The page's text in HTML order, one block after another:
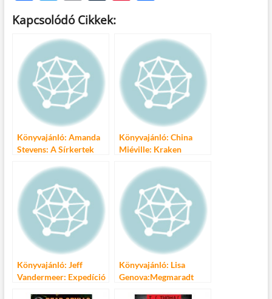
ac
e
b
o
o
k
w
itt
er
m
ail
u
m
es m
e
g
Kapcsolódó Cikkek:
Könyvajánló: Amanda
Stevens: A Sírkertek
Könyvajánló: China
Miéville: Kraken
Könyvajánló: Jeff
Vandermeer: Expedíció
Könyvajánló: Lisa
Genova:Megmaradt